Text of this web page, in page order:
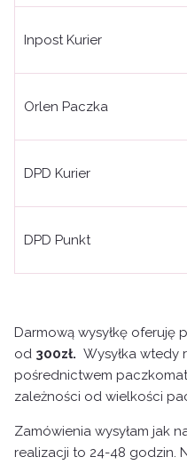
Inpost Kurier
Orlen Paczka
DPD Kurier
DPD Punkt
Darmową wysyłkę oferuję
od 300zł. Wysyłka wtedy
pośrednictwem
zależności od wielkości
Zamówienia wysyłam jak
realizacji to 24-48 godzin.